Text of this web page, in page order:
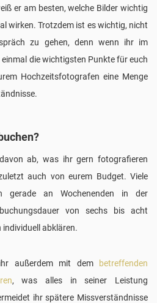
er am besten, welche Bilder wichtig
wirken. Trotzdem ist es wichtig, nicht
zu gehen, denn wenn ihr im
die wichtigsten Punkte für euch
Hochzeitsfotografen eine Menge
ab, was ihr gern fotografieren
auch von eurem Budget. Viele
gerade an Wochenenden in der
von sechs bis acht
abklären.
außerdem mit dem betreffenden
, was alles in seiner Leistung
ihr spätere Missverständnisse